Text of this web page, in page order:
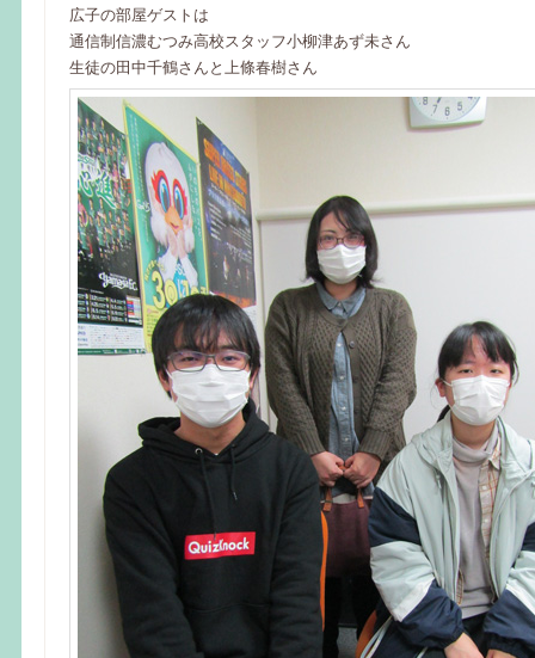
広子の部屋ゲストは
通信制信濃むつみ高校スタッフ小柳津あず未さん
生徒の田中千鶴さんと上條春樹さん